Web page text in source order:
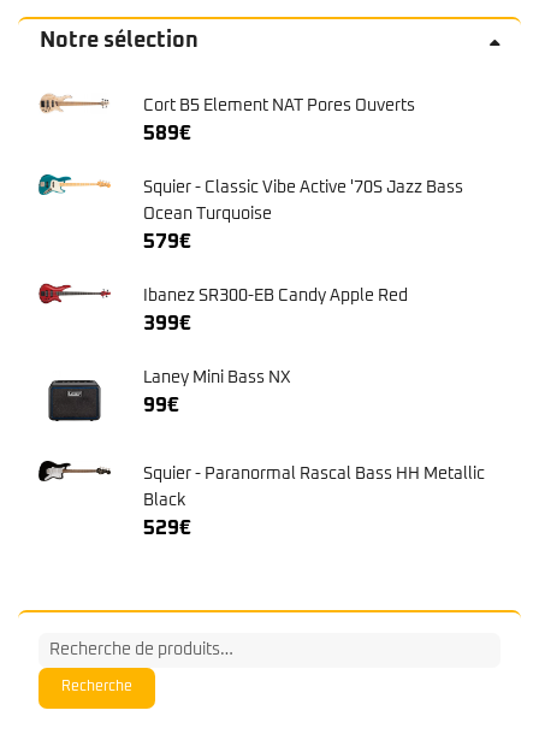
Notre sélection
Cort B5 Element NAT Pores Ouverts
589€
Squier - Classic Vibe Active '70S Jazz Bass
Ocean Turquoise
579€
Ibanez SR300-EB Candy Apple Red
399€
Laney Mini Bass NX
99€
Squier - Paranormal Rascal Bass HH Metallic
Black
529€
Recherche
pour :
Recherche